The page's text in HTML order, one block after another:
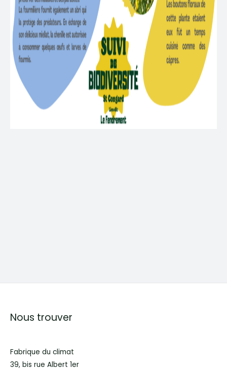
Nous trouver
Fabrique du climat
39, bis rue Albert 1er